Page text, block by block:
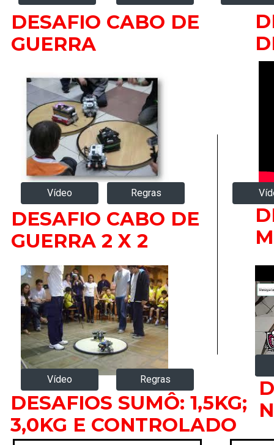
DESAFIO CABO DE
GUERRA
Regras
Vídeo Regras
DESAFIOS SUMÔ: 1,5KG;
3,0KG E CONTROLADO
DESAFIO CABO DE
GUERRA 2 X 2
Vídeo